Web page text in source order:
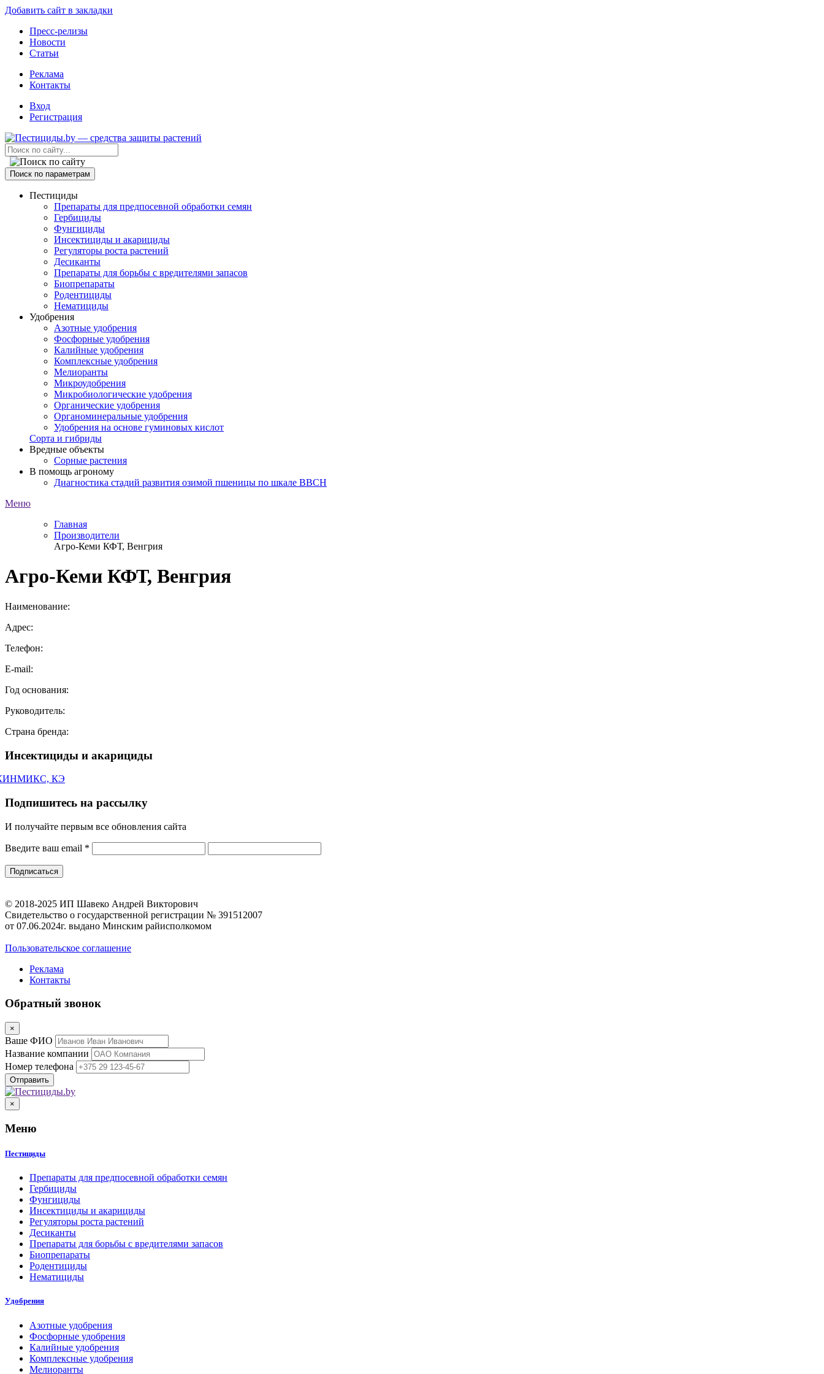
Добавить сайт в закладки
Пресс-релизы
Новости
Статьи
Реклама
Контакты
Вход
Регистрация
Поиск по параметрам
Пестициды
Препараты для предпосевной обработки семян
Гербициды
Фунгициды
Инсектициды и акарициды
Регуляторы роста растений
Десиканты
Препараты для борьбы с вредителями запасов
Биопрепараты
Родентициды
Нематициды
Удобрения
Азотные удобрения
Фосфорные удобрения
Калийные удобрения
Комплексные удобрения
Мелиоранты
Микроудобрения
Микробиологические удобрения
Органические удобрения
Органоминеральные удобрения
Удобрения на основе гуминовых кислот
Сорта и гибриды
Вредные объекты
Сорные растения
В помощь агроному
Диагностика стадий развития озимой пшеницы по шкале ВВСН
Меню
Главная
Производители
Агро-Кеми КФТ, Венгрия
Агро-Кеми КФТ, Венгрия
Наименование:
Адрес:
Телефон:
E-mail:
Год основания:
Руководитель:
Страна бренда:
Инсектициды и акарициды
КЭ
Подпишитесь на рассылку
И получайте первым все обновления сайта
Введите ваш email *
© 2018-2025 ИП Шавеко Андрей Викторович
Свидетельство о государственной регистрации № 391512007
от 07.06.2024г. выдано Минским райисполкомом
Пользовательское соглашение
Реклама
Контакты
Обратный звонок
×
Ваше ФИО
Название компании
Номер телефона
×
Меню
Пестициды
Препараты для предпосевной обработки семян
Гербициды
Фунгициды
Инсектициды и акарициды
Регуляторы роста растений
Десиканты
Препараты для борьбы с вредителями запасов
Биопрепараты
Родентициды
Нематициды
Удобрения
Азотные удобрения
Фосфорные удобрения
Калийные удобрения
Комплексные удобрения
Мелиоранты